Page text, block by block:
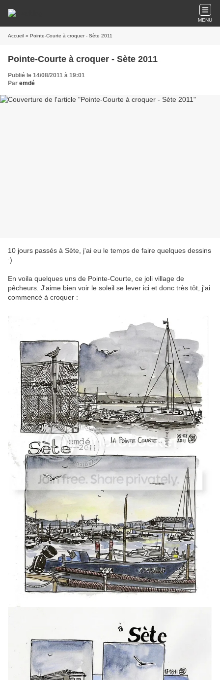
MENU
Accueil » Pointe-Courte à croquer - Sète 2011
Pointe-Courte à croquer - Sète 2011
Publié le 14/08/2011 à 19:01
Par emdé
10 jours passés à Sète, j'ai eu le temps de faire quelques dessins
:)
En voila quelques uns de Pointe-Courte, ce joli village de
pêcheurs. J'aime bien voir le soleil se lever ici et donc très tôt, j'ai
commencé à croquer :